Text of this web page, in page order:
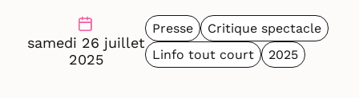
samedi 26 juillet
2025
Presse
Critique spectacle
Linfo tout court
2025